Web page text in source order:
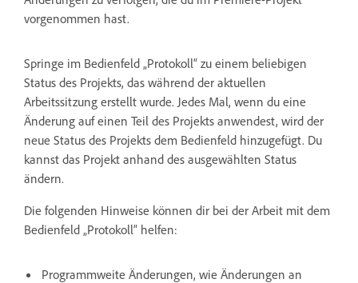
vorgenommen hast.
Springe im Bedienfeld „Protokoll“ zu einem beliebigen
Status des Projekts, das während der aktuellen
Arbeitssitzung erstellt wurde. Jedes Mal, wenn du eine
Änderung auf einen Teil des Projekts anwendest, wird der
neue Status des Projekts dem Bedienfeld hinzugefügt. Du
kannst das Projekt anhand des ausgewählten Status
ändern.
Die folgenden Hinweise können dir bei der Arbeit mit dem
Bedienfeld „Protokoll“ helfen:
Programmweite Änderungen, wie Änderungen an